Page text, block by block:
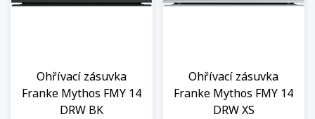
Ohřívací zásuvka
Franke Mythos FMY 14
DRW BK
Ohřívací zásuvka
Franke Mythos FMY 14
DRW XS